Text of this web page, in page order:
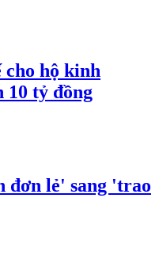
hộ kinh
10 tỷ đồng
đơn lẻ' sang 'trao